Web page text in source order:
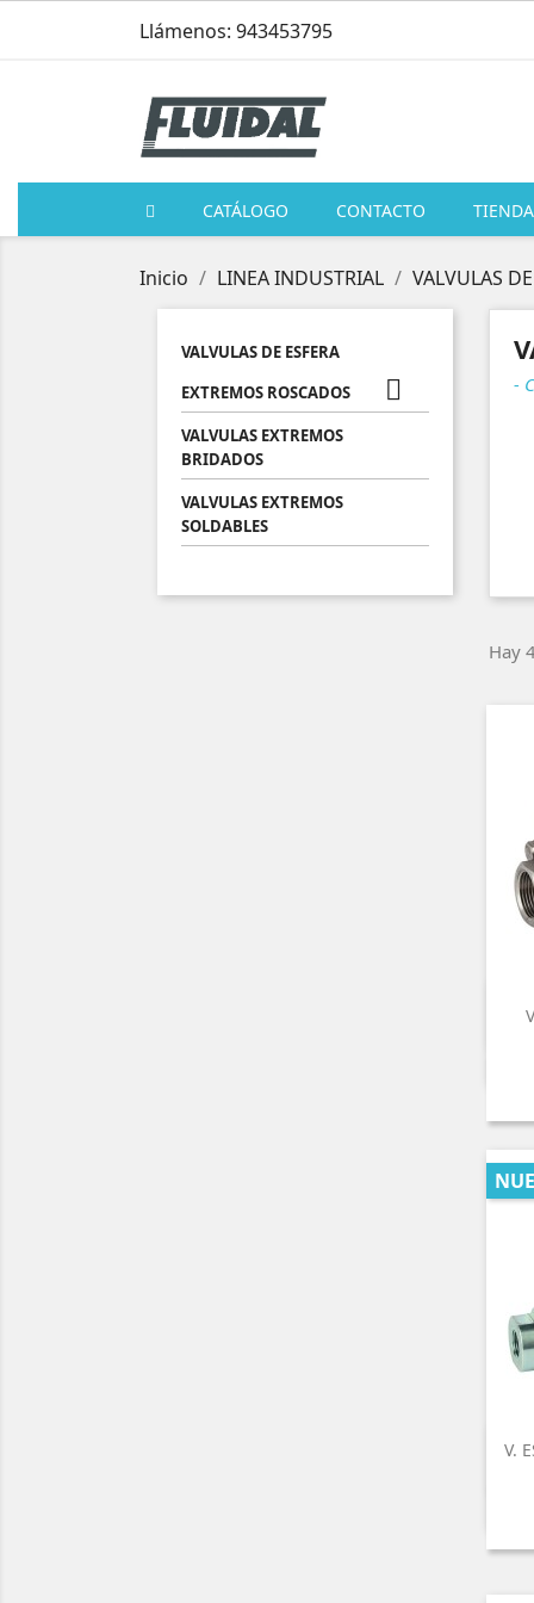
Llámenos: 943453795
CATÁLOGO CONTACTO TIENDA
Inicio LINEA INDUSTRIAL VALVULAS
VALVULAS DE ESFERA
EXTREMOS ROSCADOS

VALVULAS EXTREMOS
BRIDADOS
VALVULAS EXTREMOS
SOLDABLES
-
Hay
V.